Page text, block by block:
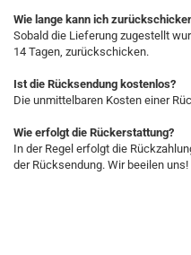
Wie lange kann ich
Sobald die Lieferung zugestellt
14 Tagen, zurückschicken.
Ist die Rücksendung kostenlos?
Die unmittelbaren Kosten einer
Wie erfolgt die Rückerstattung?
In der Regel erfolgt die
der Rücksendung. Wir beeilen uns!